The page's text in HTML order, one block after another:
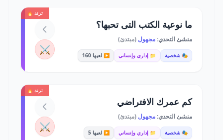
ترند 🔥
ما نوعية الكتب التى تحبها؟
منشئ التحدي:مجهول (مبتدئ)
🎭 شخصية 📁 إداري وإنساني ▶️ لعبها 160 ⚔️
ترند 🔥
كم عمرك الافتراضي
منشئ التحدي:مجهول (مبتدئ)
🎭 شخصية 📁 إداري وإنساني ▶️ لعبها 5 ⚔️